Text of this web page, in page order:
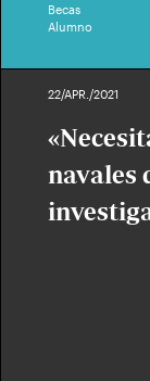
Becas
Alumno
22/APR./2021
navales